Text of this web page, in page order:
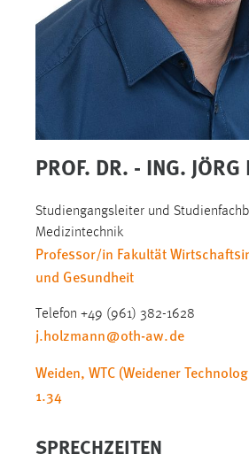
PROF. DR. - ING.
Studiengangsleiter und
Medizintechnik
Professor/in Fakultät
und Gesundheit
Telefon +49 (961) 382-1628
j.holzmann@oth-aw.de
Weiden, WTC (Weidener
1.34
SPRECHZEITEN
cookie_consent
Zweck:
Dieser Cookie speichert die
Optionen des Benutzers
Name:
staticfilecache
Zweck:
gespeichert, ob man eingeloggt ist.
Sprachpräferenz
Zweck: